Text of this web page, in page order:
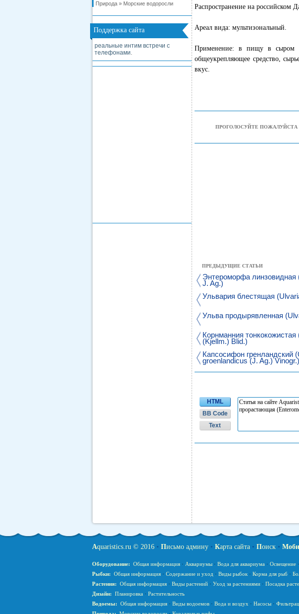
Природа » Морские водоросли
Поддержка сайта
реальные интим встречи с
телефонами.
Распространение на российском
Ареал вида: мультизональный.
Применение: в пищу в сыром
общеукрепляющее средство,
вкус.
ПРОГОЛОСУЙТЕ ПОЖАЛУЙСТА
ПРЕДЫДУЩИЕ СТАТЬИ
Энтероморфа линзовидная
J. Ag.)
Ульвария блестящая
Ульва продырявленная
Корнманния
(Kjellm.) Blid.)
Капсосифон гренландский
groenlandicus (J. Ag.) Vinogr.)
HTML
BB Code
Text
Aquaristics.ru © 2016• Письмо админу• Карта сайта• Поиск•
Оборудование: Общая информация· Аквариумы· Вода для аквариума· Освещение·
Рыбки: Общая информация· Содержание и уход · Виды рыбок· Корма для рыб·
Растения: Общая информация· Виды растений· Уход за растениями· Посадка
Дизайн: Планировка· Растительность
Водоемы: Общая информация· Виды водоемов· Вода и воздух · Насосы·